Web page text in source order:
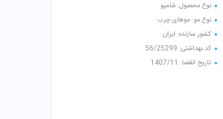
نوع محصول: شامپو
نوع مو: موهای چرب
کشور سازنده: ایران
کد بهداشتی: 56/25299
تاریخ انقضا: 1407/11